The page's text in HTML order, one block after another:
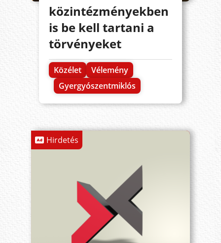
közintézményekben
is be kell tartani a
törvényeket
Közélet
Vélemény
Gyergyószentmiklós
Hirdetés